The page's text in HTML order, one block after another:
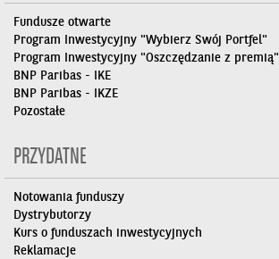
Fundusze otwarte
Program Inwestycyjny "Wybierz Swój Portfel"
Program Inwestycyjny "Oszczędzanie z premią"
BNP Paribas - IKE
BNP Paribas - IKZE
Pozostałe
PRZYDATNE
Notowania funduszy
Dystrybutorzy
Kurs o funduszach inwestycyjnych
Reklamacje